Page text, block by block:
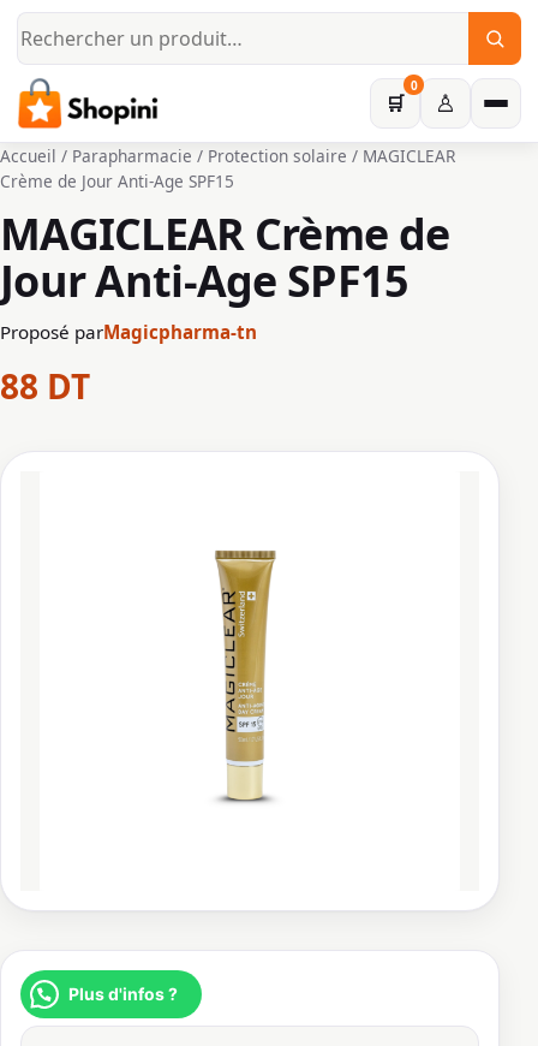
Aller au contenu principal
🛒
0
♙
Accueil / Parapharmacie / Protection solaire / MAGICLEAR
Crème de Jour Anti-Age SPF15
MAGICLEAR Crème de
Jour Anti-Age SPF15
Proposé parMagicpharma-tn
88 DT
Plus d'infos ?